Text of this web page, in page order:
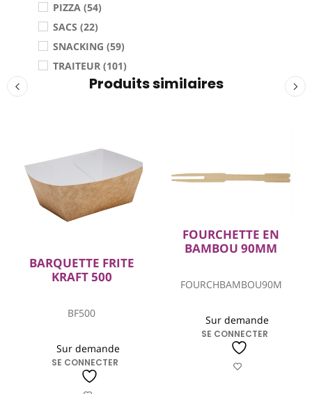
PIZZA (54)
SACS (22)
SNACKING (59)
TRAITEUR (101)
Produits similaires
BARQUETTE FRITE
KRAFT 500
BF500
Sur demande
SE CONNECTER
FOURCHETTE EN
BAMBOU 90MM
FOURCHBAMBOU90M
Sur demande
SE CONNECTER